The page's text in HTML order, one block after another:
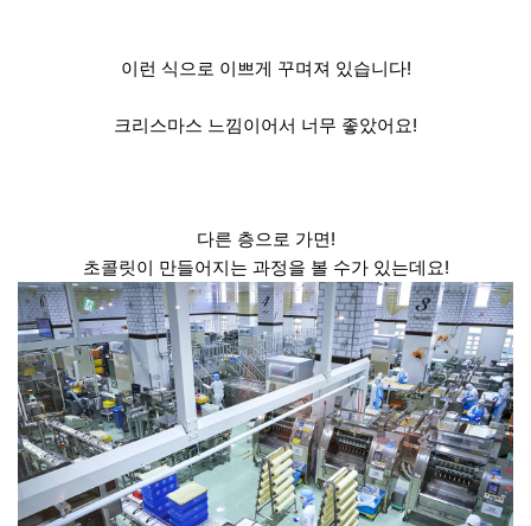
이런 식으로 이쁘게 꾸며져 있습니다!
크리스마스 느낌이어서 너무 좋았어요!
다른 층으로 가면!
초콜릿이 만들어지는 과정을 볼 수가 있는데요!